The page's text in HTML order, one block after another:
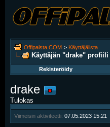
Offipalsta.COM > Käyttäjälista
Käyttäjän "drake" profiili
Rekisteröidy
drake
Tulokas
Viimeisin aktiviteetti: 07.05.2023 15:21